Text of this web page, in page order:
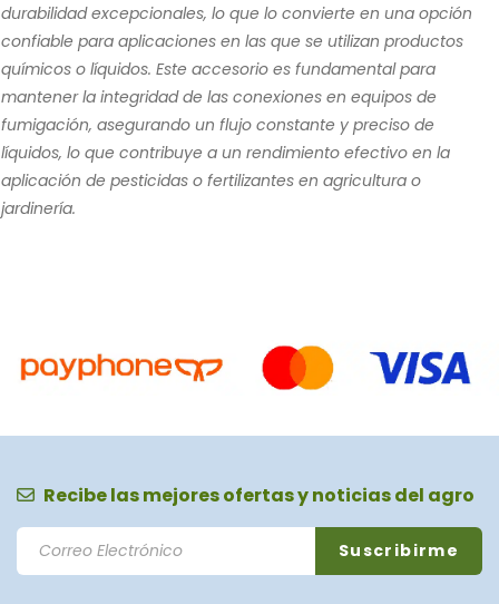
durabilidad excepcionales, lo que lo convierte en una opción
confiable para aplicaciones en las que se utilizan productos
químicos o líquidos. Este accesorio es fundamental para
mantener la integridad de las conexiones en equipos de
fumigación, asegurando un flujo constante y preciso de
líquidos, lo que contribuye a un rendimiento efectivo en la
aplicación de pesticidas o fertilizantes en agricultura o
jardinería.
Recibe las mejores ofertas y noticias del agro